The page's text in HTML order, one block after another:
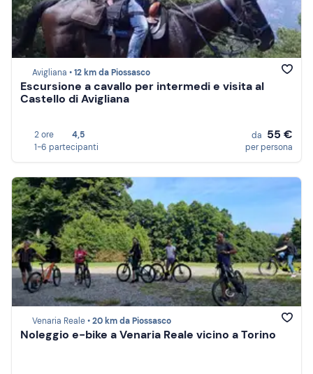
Avigliana •12 km da Piossasco
Escursione a cavallo per intermedi e visita al
Castello di Avigliana
2 ore
4,5
1-6 partecipanti
da 55 €
per persona
Venaria Reale •20 km da Piossasco
Noleggio e-bike a Venaria Reale vicino a Torino